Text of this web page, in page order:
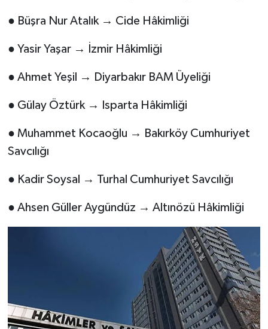
● Büşra Nur Atalık → Cide Hâkimliği
● Yasir Yaşar → İzmir Hâkimliği
● Ahmet Yeşil → Diyarbakır BAM Üyeliği
● Gülay Öztürk → Isparta Hâkimliği
● Muhammet Kocaoğlu → Bakırköy Cumhuriyet
Savcılığı
● Kadir Soysal → Turhal Cumhuriyet Savcılığı
● Ahsen Güller Aygündüz → Altınözü Hâkimliği